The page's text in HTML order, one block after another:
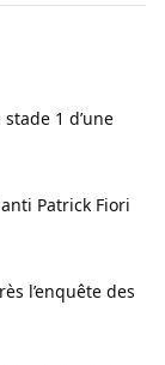
1 d’une
Patrick Fiori
l’enquête des